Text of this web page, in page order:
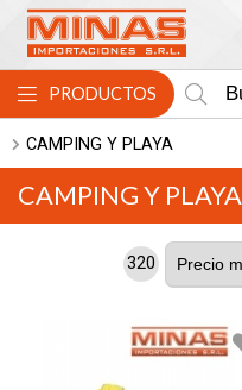
PRODUCTOS
CAMPING Y PLAYA
CAMPING Y PLAYA
320